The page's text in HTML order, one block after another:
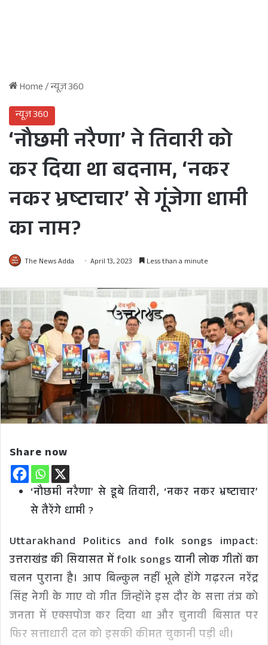
Home/न्यूज़ 360
न्यूज़ 360
‘नौछमी नरैणा’ ने तिवारी को
कर दिया था बदनाम, ‘नकर
नकर भ्रष्टाचार’ से गूंजेगा धामी
का नाम?
The News Adda April 13, 2023 Less than a minute
Share now
‘नौछमी नरैणा’ से डूबे तिवारी, ‘नकर नकर भ्रष्टाचार’
से तैरेंगे धामी ?
Uttarakhand Politics and folk songs impact:
उत्तराखंड की सियासत में folk songs यानी लोक गीतों का
चलन पुराना है। आप बिल्कुल नहीं भूले होंगे गढ़रत्न नरेंद्र
सिंह नेगी के गाए वो गीत जिन्होंने इस दौर के सत्ता तंत्र को
जनता में एक्सपोज कर दिया था और चुनावी बिसात पर
फिर सत्ताधारी दल को इसकी कीमत चुकानी पड़ी थी।